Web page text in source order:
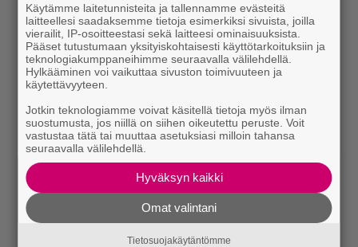
Käytämme laitetunnisteita ja tallennamme evästeitä
laitteellesi saadaksemme tietoja esimerkiksi sivuista, joilla
vierailit, IP-osoitteestasi sekä laitteesi ominaisuuksista.
Pääset tutustumaan yksityiskohtaisesti käyttötarkoituksiin ja
teknologiakumppaneihimme seuraavalla välilehdellä.
Hylkääminen voi vaikuttaa sivuston toimivuuteen ja
käytettävyyteen.
Jotkin teknologiamme voivat käsitellä tietoja myös ilman
suostumusta, jos niillä on siihen oikeutettu peruste. Voit
vastustaa tätä tai muuttaa asetuksiasi milloin tahansa
seuraavalla välilehdellä.
Hyväksyn kaikki
Omat valintani
Tietosuojakäytäntömme